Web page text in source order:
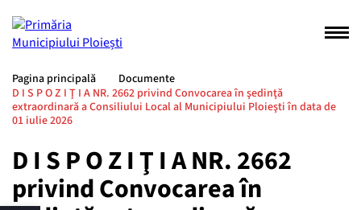
Pagina principală
Documente
D I S P O Z I Ţ I A NR. 2662 privind Convocarea în şedinţă
extraordinară a Consiliului Local al Municipiului Ploieşti în data de
01 iulie 2026
D I S P O Z I Ţ I A NR. 2662
privind Convocarea în